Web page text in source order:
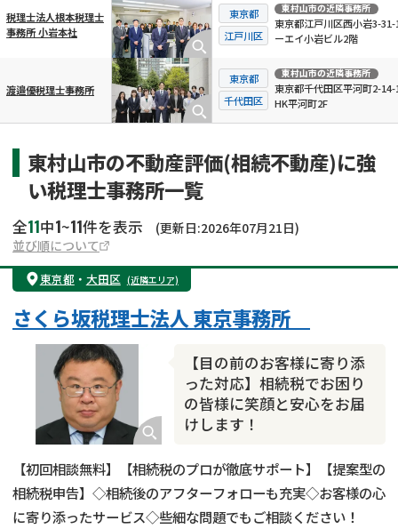
税理士法人根本税理士
事務所 小岩本社
東京都
江戸川区
東村山市の近隣事務所
東京都江戸川区西小岩3-31-
ーエイ小岩ビル2階
渡邉優税理士事務所
東京都
千代田区
東村山市の近隣事務所
東京都千代田区平河町2-14-
HK平河町2F
東村山市の不動産評価(相続不動産)に強
い税理士事務所一覧
全11中1~11件を表示
(更新日:2026年07月21日)
並び順について
東京都 ・ 大田区 (近隣エリア)
【目の前のお客様に寄り添
った対応】相続税でお困り
の皆様に笑顔と安心をお届
けします！
さくら坂税理士法人 東京事務所
【初回相談無料】【相続税のプロが徹底サポート】【提案型の
相続税申告】◇相続後のアフターフォローも充実◇お客様の心
に寄り添ったサービス◇些細な問題でもご相談ください！